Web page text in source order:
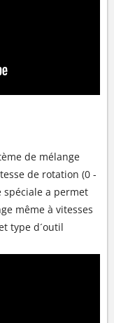
de mélange
de rotation (0 -
spéciale a permet
même à vitesses
type d´outil